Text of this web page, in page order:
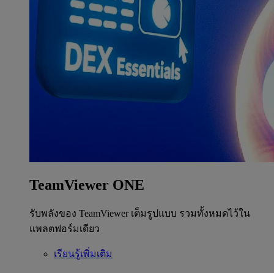
TeamViewer ONE
รับพลังของ TeamViewer เต็มรูปแบบ รวมทั้งหมดไว้ใน
แพลตฟอร์มเดียว
เรียนรู้เพิ่มเติม